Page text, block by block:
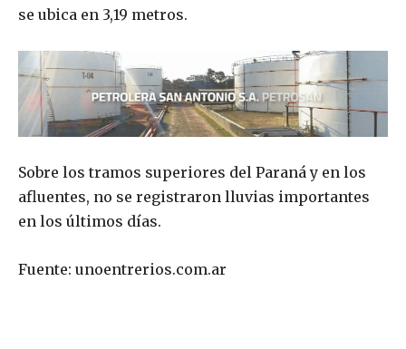
se ubica en 3,19 metros.
Sobre los tramos superiores del Paraná y en los
afluentes, no se registraron lluvias importantes
en los últimos días.
Fuente: unoentrerios.com.ar